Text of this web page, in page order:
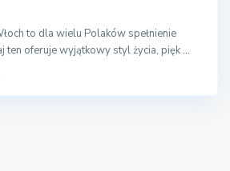
to dla wielu Polaków spełnienie
ten oferuje wyjątkowy styl życia, pięk...